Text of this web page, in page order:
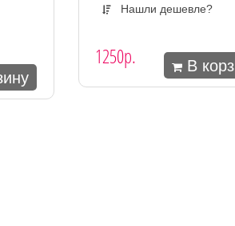
Нашли дешевле?
1250р. В